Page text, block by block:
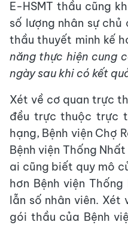
E-HSMT thầu cũng
số lượng nhân sự
thầu thuyết minh kế
năng thực hiện cung
ngày sau khi có kết
Xét về cơ quan trực
đều trực thuộc trực
hạng, Bệnh viện Chợ
Bệnh viện Thống
ai cũng biết quy mô
hơn Bệnh viện
lẫn số nhân viên.
gói thầu của Bệnh